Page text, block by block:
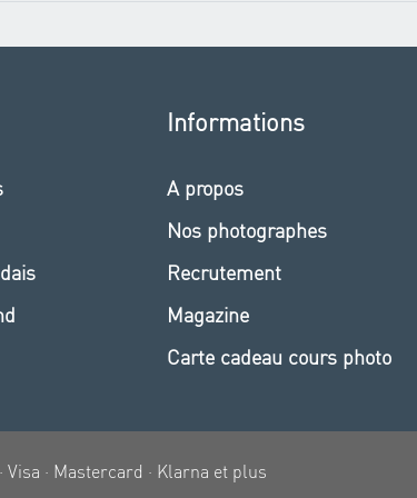
Informations
A propos
Nos photographes
Recrutement
Magazine
Carte cadeau cours photo
Visa · Mastercard · Klarna et plus